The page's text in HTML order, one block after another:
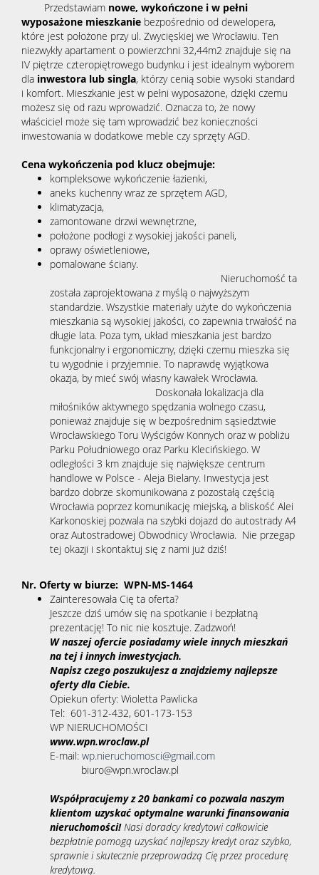
Przedstawiam nowe, wykończone i w pełni
wyposażone mieszkanie bezpośrednio od dewelopera,
które jest położone przy ul. Zwycięskiej we Wrocławiu. Ten
niezwykły apartament o powierzchni 32,44m2 znajduje się na
IV piętrze czteropiętrowego budynku i jest idealnym wyborem
dla inwestora lub singla, którzy cenią sobie wysoki standard
i komfort. Mieszkanie jest w pełni wyposażone, dzięki czemu
możesz się od razu wprowadzić. Oznacza to, że nowy
właściciel może się tam wprowadzić bez konieczności
inwestowania w dodatkowe meble czy sprzęty AGD.
Cena wykończenia pod klucz obejmuje:
kompleksowe wykończenie łazienki,
aneks kuchenny wraz ze sprzętem AGD,
klimatyzacja,
zamontowane drzwi wewnętrzne,
położone podłogi z wysokiej jakości paneli,
oprawy oświetleniowe,
pomalowane ściany.
Nieruchomość ta
została zaprojektowana z myślą o najwyższym
standardzie. Wszystkie materiały użyte do wykończenia
mieszkania są wysokiej jakości, co zapewnia trwałość na
długie lata. Poza tym, układ mieszkania jest bardzo
funkcjonalny i ergonomiczny, dzięki czemu mieszka się
tu wygodnie i przyjemnie. To naprawdę wyjątkowa
okazja, by mieć swój własny kawałek Wrocławia.
Doskonała lokalizacja dla
miłośników aktywnego spędzania wolnego czasu,
ponieważ znajduje się w bezpośrednim sąsiedztwie
Wrocławskiego Toru Wyścigów Konnych oraz w pobliżu
Parku Południowego oraz Parku Klecińskiego. W
odległości 3 km znajduje się największe centrum
handlowe w Polsce - Aleja Bielany. Inwestycja jest
bardzo dobrze skomunikowana z pozostałą częścią
Wrocławia poprzez komunikację miejską, a bliskość Alei
Karkonoskiej pozwala na szybki dojazd do autostrady A4
oraz Autostradowej Obwodnicy Wrocławia. Nie przegap
tej okazji i skontaktuj się z nami już dziś!
Nr. Oferty w biurze: WPN-MS-1464
Zainteresowała Cię ta oferta?
Jeszcze dziś umów się na spotkanie i bezpłatną
prezentację! To nic nie kosztuje. Zadzwoń!
W naszej ofercie posiadamy wiele innych mieszkań
na tej i innych inwestycjach.
Napisz czego poszukujesz a znajdziemy najlepsze
oferty dla Ciebie.
Opiekun oferty: Wioletta Pawlicka
Tel: 601-312-432, 601-173-153
WP NIERUCHOMOŚCI
www.wpn.wroclaw.pl
E-mail: wp.nieruchomosci@gmail.com
biuro@wpn.wroclaw.pl
Współpracujemy z 20 bankami co pozwala naszym
klientom uzyskać optymalne warunki finansowania
nieruchomości!Nasi doradcy kredytowi całkowicie
bezpłatnie pomogą uzyskać najlepszy kredyt oraz szybko,
sprawnie i skutecznie przeprowadzą Cię przez procedurę
kredytową.